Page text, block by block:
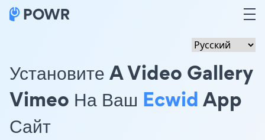
Установите A Video Gallery
Vimeo На Ваш EcwidApp
Сайт